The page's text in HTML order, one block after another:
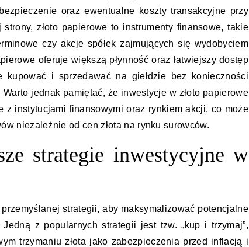
oraz ewentualne koszty transakcyjne przy
złoto papierowe to instrumenty finansowe, takie
czy akcje spółek zajmujących się wydobyciem
oferuje większą płynność oraz łatwiejszy dostęp
i sprzedawać na giełdzie bez konieczności
jednak pamiętać, że inwestycje w złoto papierowe
z instytucjami finansowymi oraz rynkiem akcji, co może
niezależnie od cen złota na rynku surowców.
strategie inwestycyjne w
przemyślanej strategii, aby maksymalizować potencjalne
z popularnych strategii jest tzw. „kup i trzymaj”,
trzymaniu złota jako zabezpieczenia przed inflacją i